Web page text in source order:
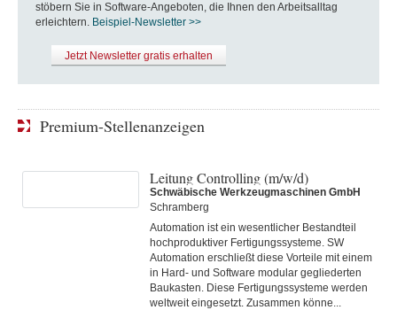
stöbern Sie in Software-Angeboten, die Ihnen den Arbeitsalltag
erleichtern. Beispiel-Newsletter >>
Jetzt Newsletter gratis erhalten
Premium-Stellenanzeigen
Leitung Controlling (m/w/d)
Schwäbische Werkzeugmaschinen GmbH
Schramberg
Automation ist ein wesentlicher Bestandteil
hochproduktiver Fertigungssysteme. SW
Automation erschließt diese Vorteile mit einem
in Hard- und Software modular gegliederten
Baukasten. Diese Fertigungs­systeme werden
weltweit eingesetzt. Zusammen könne...